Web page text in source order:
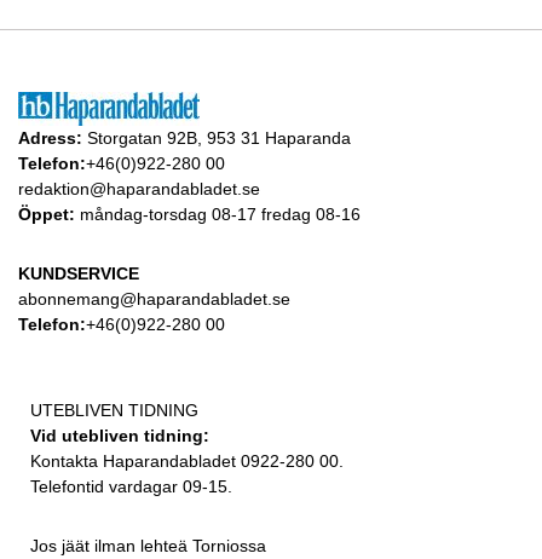
Adress: Storgatan 92B, 953 31 Haparanda
Telefon:+46(0)922-280 00
redaktion@haparandabladet.se
Öppet: måndag-torsdag 08-17 fredag 08-16
KUNDSERVICE
abonnemang@haparandabladet.se
Telefon:+46(0)922-280 00
UTEBLIVEN TIDNING
Vid utebliven tidning:
Kontakta Haparandabladet 0922-280 00.
Telefontid vardagar 09-15.
Jos jäät ilman lehteä Torniossa